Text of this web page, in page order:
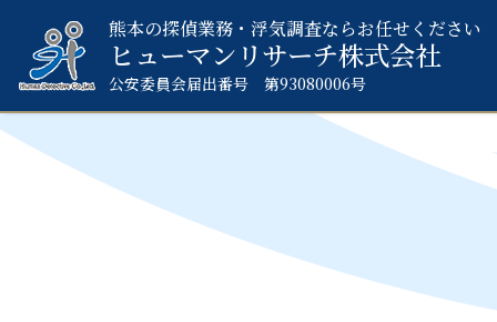
熊本の探偵業務・浮気調査ならお任せください
ヒューマンリサーチ株式会社
公安委員会届出番号 第93080006号